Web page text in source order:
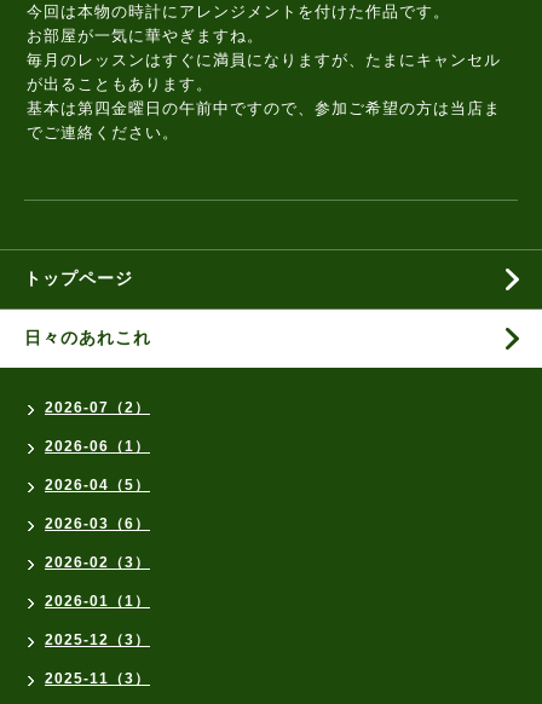
今回は本物の時計にアレンジメントを付けた作品です。
お部屋が一気に華やぎますね。
毎月のレッスンはすぐに満員になりますが、たまにキャンセル
が出ることもあります。
基本は第四金曜日の午前中ですので、参加ご希望の方は当店ま
でご連絡ください。
トップページ
日々のあれこれ
2026-07（2）
2026-06（1）
2026-04（5）
2026-03（6）
2026-02（3）
2026-01（1）
2025-12（3）
2025-11（3）